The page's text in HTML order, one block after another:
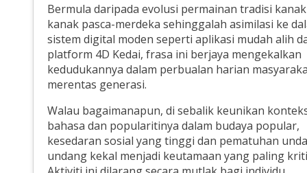
Bermula daripada evolusi permainan tradisi
kanak pasca-merdeka sehinggalah asimilasi ke
sistem digital moden seperti aplikasi mudah alih
platform 4D Kedai, frasa ini berjaya mengekalkan
kedudukannya dalam perbualan harian
merentas generasi.
Walau bagaimanapun, di sebalik keunikan
bahasa dan popularitinya dalam budaya popular,
kesedaran sosial yang tinggi dan pematuhan
undang kekal menjadi keutamaan yang paling